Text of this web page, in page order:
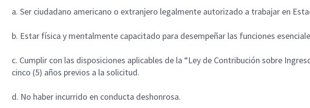
a. Ser ciudadano americano o extranjero legalmente autorizado a trabajar en
b. Estar física y mentalmente capacitado para desempeñar las funciones
c. Cumplir con las disposiciones aplicables de la “Ley de Contribución sobre
cinco (5) años previos a la solicitud.
d. No haber incurrido en conducta deshonrosa.